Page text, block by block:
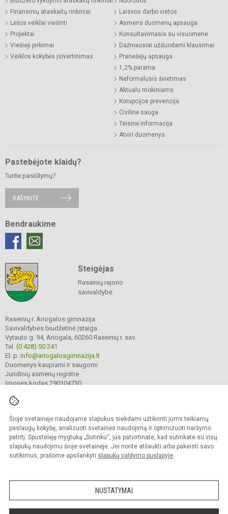
Šioje svetainėje naudojame slapukus siekdami užtikrinti jums teikiamų
paslaugų kokybę, analizuoti svetainės naudojimą ir optimizuoti naršymo
patirtį. Spustelėję mygtuką „Sutinku“, jūs patvirtinate, kad sutinkate su visų
slapukų naudojimu šioje svetainėje. Jei norite atšaukti arba pakeisti savo
sutikimus, prašome apsilankyti slapukų valdymo puslapyje.
NUSTATYMAI
Finansinių ataskaitų rinkiniai
Lėšos veiklai viešinti
Projektai
Viešieji pirkimai
Veiklos kokybės įsivertinimas
Laisvos darbo vietos
Asmens duomenų apsauga
Konsultavimasis su visuomene
Dažniausiai užduodami klausimai
Pranešėjų apsauga
1,2% parama
Neformalusis švietimas
Aktualu mokiniams
Korupcijos prevencija
Civilinė sauga
Teisinė informacija
Atviri duomenys
Pastebėjote klaidų?
Turite pasiūlymų?
RAŠYKITE
Bendraukime
Steigėjas
Raseinių rajono
savivaldybė
Raseinių r. Ariogalos gimnazija
Savivaldybės biudžetinė įstaiga
Vytauto g. 94, Ariogala, 60260 Raseinių r. sav.
Tel. (0 428) 50 241
El. p. info@ariogalosgimnazija.lt
Duomenys kaupiami ir saugomi
Juridinių asmenų registre
Įmonės kodas 290104730
© 2022. Raseinių r. Ariogalos gimnazija. Visos teisės saugomos.
Kopijuoti turinį be raštiško gimnazijos sutikimo griežtai draudžiama.
Prieinamumo paraiška Slapukų valdymas
Sumanus būdas atnaujinti